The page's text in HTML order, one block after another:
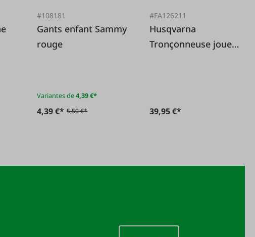
#108181
Gants enfant Sammy
rouge
Variantes de4,39 €*
4,39 €* 5,50 €*
#FA126211
Husqvarna
Tronçonneuse joue
39,95 €*